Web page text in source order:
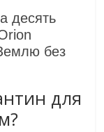
десять
без
для